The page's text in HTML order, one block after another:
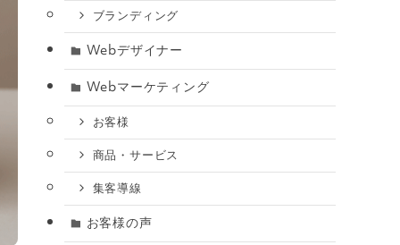
ブランディング
Webデザイナー
Webマーケティング
お客様
商品・サービス
集客導線
お客様の声